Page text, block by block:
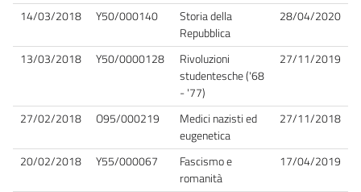
14/03/2018
Y50/000140
Storia della
Repubblica
28/04/2020
13/03/2018 Y50/0000128
Rivoluzioni
studentesche ('68
- '77)
27/11/2019
27/02/2018 O95/000219
Medici nazisti ed
eugenetica
27/11/2018
20/02/2018 Y55/000067
Fascismo e
romanità
17/04/2019